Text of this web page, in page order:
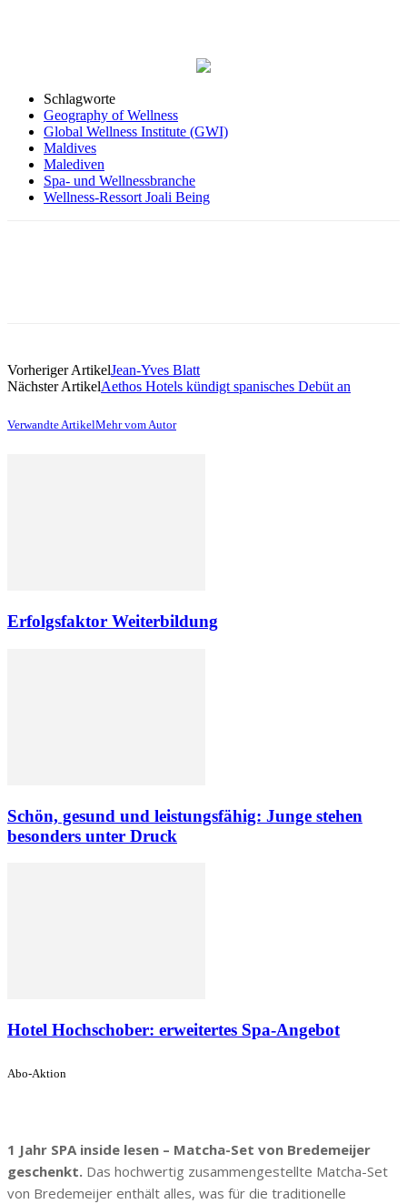
Schlagworte
Geography of Wellness
Global Wellness Institute (GWI)
Maldives
Malediven
Spa- und Wellnessbranche
Wellness-Ressort Joali Being
Vorheriger ArtikelJean-Yves Blatt
Nächster ArtikelAethos Hotels kündigt spanisches Debüt an
Verwandte ArtikelMehr vom Autor
Erfolgsfaktor Weiterbildung
Schön, gesund und leistungsfähig: Junge stehen
besonders unter Druck
Hotel Hochschober: erweitertes Spa-Angebot
Abo-Aktion
1 Jahr SPA inside lesen – Matcha-Set von Bredemeijer
geschenkt. Das hochwertig zusammengestellte Matcha-Set
von Bredemeijer enthält alles, was für die traditionelle